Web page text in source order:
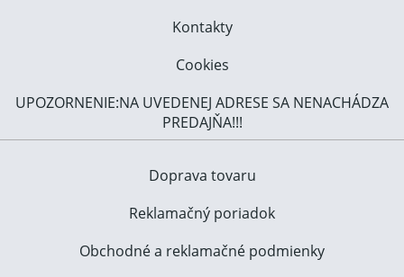
Kontakty
Cookies
UPOZORNENIE:NA UVEDENEJ ADRESE SA NENACHÁDZA
PREDAJŇA!!!
Doprava tovaru
Reklamačný poriadok
Obchodné a reklamačné podmienky